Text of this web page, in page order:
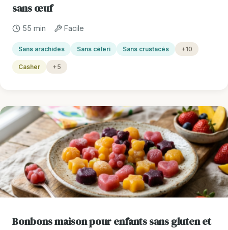
sans œuf
55 min Facile
Sans arachides Sans céleri Sans crustacés +10
Casher +5
Bonbons maison pour enfants sans gluten et